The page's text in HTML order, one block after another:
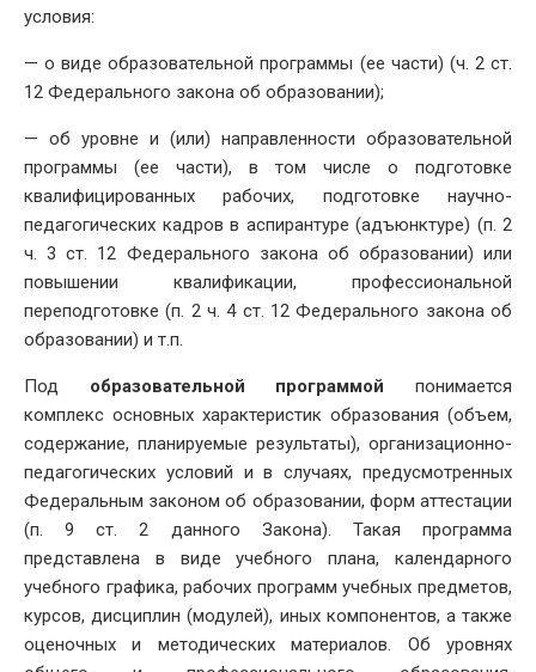
условия:
— о виде образовательной программы (ее части) (ч. 2 ст.
12 Федерального закона об образовании);
— об уровне и (или) направленности образовательной
программы (ее части), в том числе о подготовке
квалифицированных рабочих, подготовке научно-
педагогических кадров в аспирантуре (адъюнктуре) (п. 2
ч. 3 ст. 12 Федерального закона об образовании) или
повышении квалификации, профессиональной
переподготовке (п. 2 ч. 4 ст. 12 Федерального закона об
образовании) и т.п.
Под образовательной программой понимается
комплекс основных характеристик образования (объем,
содержание, планируемые результаты), организационно-
педагогических условий и в случаях, предусмотренных
Федеральным законом об образовании, форм аттестации
(п. 9 ст. 2 данного Закона). Такая программа
представлена в виде учебного плана, календарного
учебного графика, рабочих программ учебных предметов,
курсов, дисциплин (модулей), иных компонентов, а также
оценочных и методических материалов. Об уровнях